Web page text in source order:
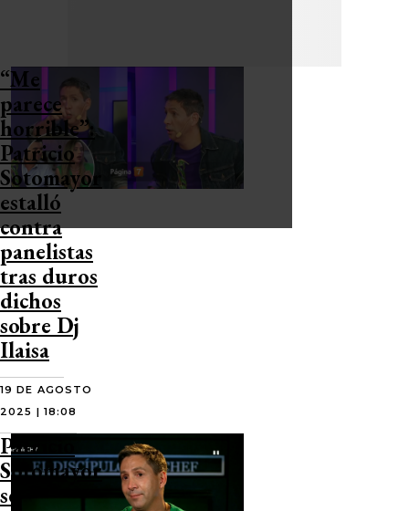
“Me
parece
horrible”:
Patricio
Sotomayor
estalló
contra
panelistas
tras duros
dichos
sobre Dj
Ilaisa
19 DE AGOSTO
2025 | 18:08
Patricio
Sotomayor
se